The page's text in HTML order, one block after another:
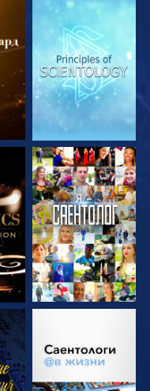
СМОТРЕТЬ
ПЕРЕДАЧИ
СМОТРЕТЬ
СМОТРЕТЬ